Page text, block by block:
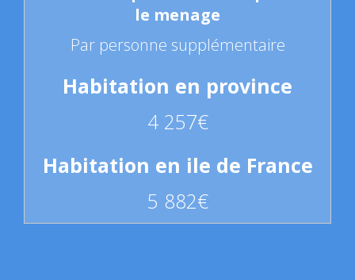
Par personne supplémentaire
4 257€
5 882€